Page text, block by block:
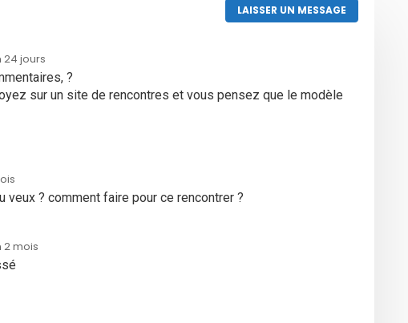
LAISSER UN MESSAGE
24 jours
?
sur un site de rencontres et vous pensez que le modèle
veux ? comment faire pour ce rencontrer ?
2 mois